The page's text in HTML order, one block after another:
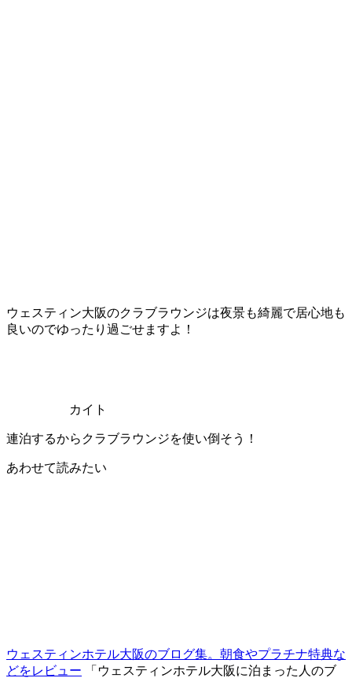
ウェスティン大阪のクラブラウンジは夜景も綺麗で居心地も
良いのでゆったり過ごせますよ！
カイト
連泊するからクラブラウンジを使い倒そう！
あわせて読みたい
ウェスティンホテル大阪のブログ集。朝食やプラチナ特典な
どをレビュー
「ウェスティンホテル大阪に泊まった人のブ